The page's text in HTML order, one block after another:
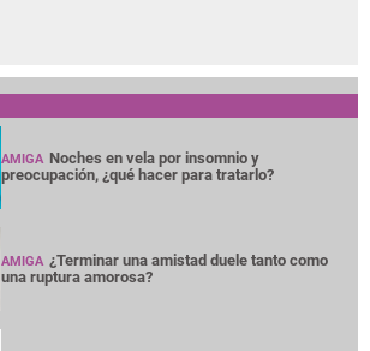
AMIGA Noches en vela por insomnio y
preocupación, ¿qué hacer para tratarlo?
AMIGA ¿Terminar una amistad duele tanto como
una ruptura amorosa?